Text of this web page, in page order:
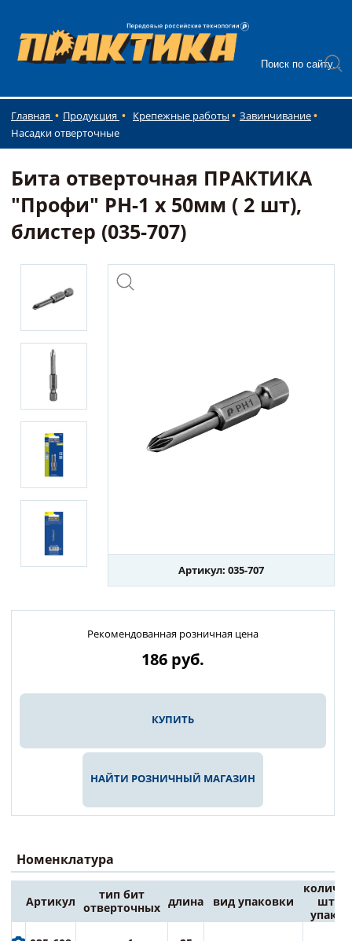
Главная Продукция Крепежные работы
Завинчивание
Насадки отверточные
Бита отверточная ПРАКТИКА
"Профи" PH-1 х 50мм ( 2 шт),
блистер (035-707)
Артикул: 035-707
Рекомендованная розничная цена
186 руб.
КУПИТЬ
НАЙТИ РОЗНИЧНЫЙ МАГАЗИН
Номенклатура
Артикул
тип бит
отверточных длина вид упаковки
штук